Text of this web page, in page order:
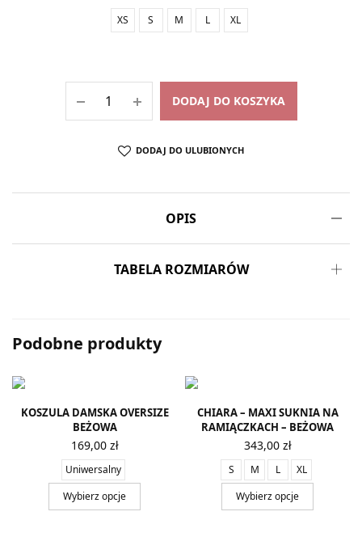
XS S M L XL
DODAJ DO KOSZYKA
DODAJ DO ULUBIONYCH
OPIS
TABELA ROZMIARÓW
Podobne produkty
KOSZULA DAMSKA OVERSIZE
BEŻOWA
169,00 zł
Uniwersalny
Wybierz opcje
CHIARA – MAXI SUKNIA NA
RAMIĄCZKACH – BEŻOWA
343,00 zł
S M L
XL
Wybierz opcje